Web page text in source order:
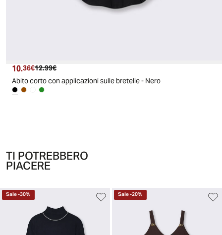
Prezzo attuale
10.36€ Prezzo originale
12.99€
Abito corto con applicazioni sulle bretelle - Nero
TI POTREBBERO
PIACERE
Sale-30% Sale-20%